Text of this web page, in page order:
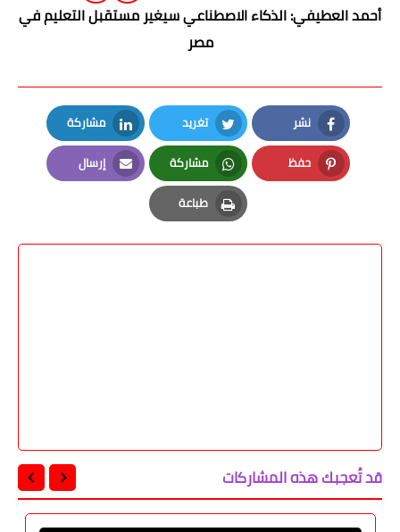
أحمد العطيفي: الذكاء الاصطناعي سيغير مستقبل التعليم في
مصر
نشر
Facebook
تغريد
Twitter
مشاركة
LinkedIn
حفظ
Pinterest
مشاركة
Whatsapp
إرسال
Email
طباعة
Print
قد تُعجبك هذه المشاركات